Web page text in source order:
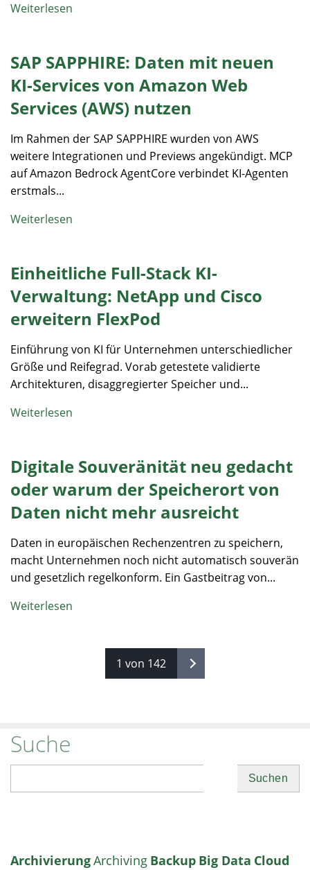
Weiterlesen
SAP SAPPHIRE: Daten mit neuen
KI-Services von Amazon Web
Services (AWS) nutzen
Im Rahmen der SAP SAPPHIRE wurden von AWS
weitere Integrationen und Previews angekündigt. MCP
auf Amazon Bedrock AgentCore verbindet KI-Agenten
erstmals...
Weiterlesen
Einheitliche Full-Stack KI-
Verwaltung: NetApp und Cisco
erweitern FlexPod
Einführung von KI für Unternehmen unterschiedlicher
Größe und Reifegrad. Vorab getestete validierte
Architekturen, disaggregierter Speicher und...
Weiterlesen
Digitale Souveränität neu gedacht
oder warum der Speicherort von
Daten nicht mehr ausreicht
Daten in europäischen Rechenzentren zu speichern,
macht Unternehmen noch nicht automatisch souverän
und gesetzlich regelkonform. Ein Gastbeitrag von...
Weiterlesen
1 von 142
Suche
ArchivierungArchiving Backup Big Data Cloud